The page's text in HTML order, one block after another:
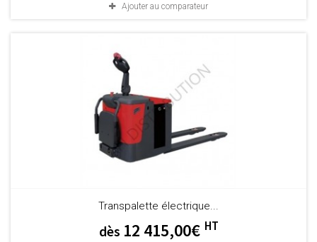
Ajouter au comparateur
Transpalette électrique...
dès 12 415,00€ HT